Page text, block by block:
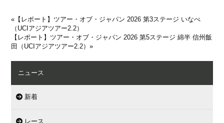
« 【レポート】ツアー・オブ・ジャパン 2026 第3ステージ いなべ
（UCIアジアツアー2.2）
【レポート】ツアー・オブ・ジャパン 2026 第5ステージ 綿半 信州飯
田（UCIアジアツアー2.2）»
ニュース
新着
レース